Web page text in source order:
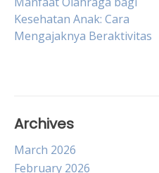
Post
navigation
Kesehatan Anak: Cara
Mengajaknya Beraktivitas
Archives
March 2026
February 2026